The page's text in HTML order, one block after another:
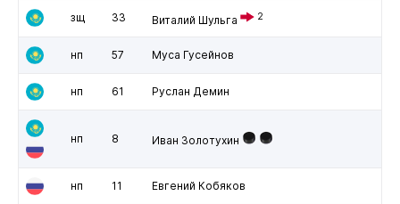
зщ 33 Виталий Шульга 2
нп 57 Муса Гусейнов
нп 61 Руслан Демин
нп 8 Иван Золотухин
нп 11 Евгений Кобяков